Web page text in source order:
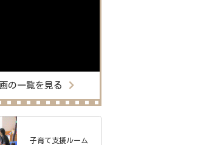
の一覧を見る
子育て支援ルーム